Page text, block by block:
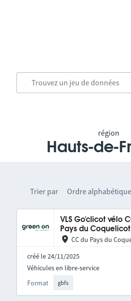
région
Hauts-de-
Trier par Ordre alphabétique
VLS Go'clicot vélo
Pays du Coquelicot
CC du Pays du
créé le 24/11/2025
Format gbfs
Véhicules en libre-service